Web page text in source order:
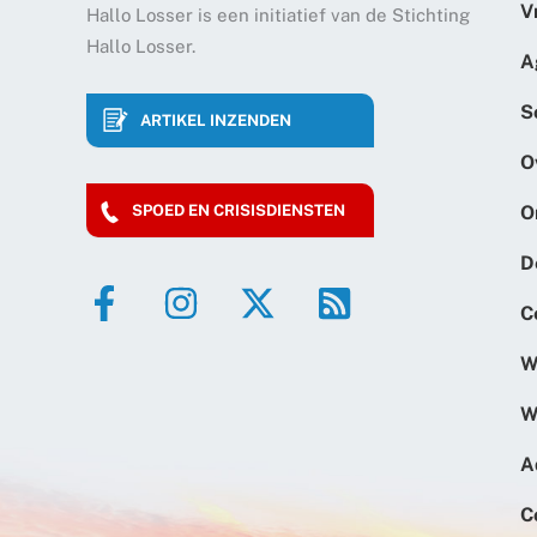
Hallo Losser is een initiatief van de Stichting
Hallo Losser.
ARTIKEL INZENDEN
SPOED EN CRISISDIENSTEN